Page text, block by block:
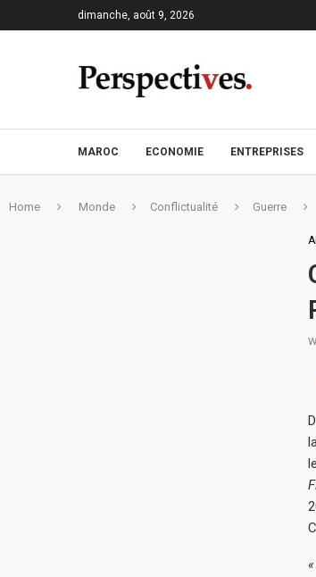
dimanche, août 9, 2026
MAROC ECONOMIE ENTREPRISES
Home Monde Conflictualité Guerre